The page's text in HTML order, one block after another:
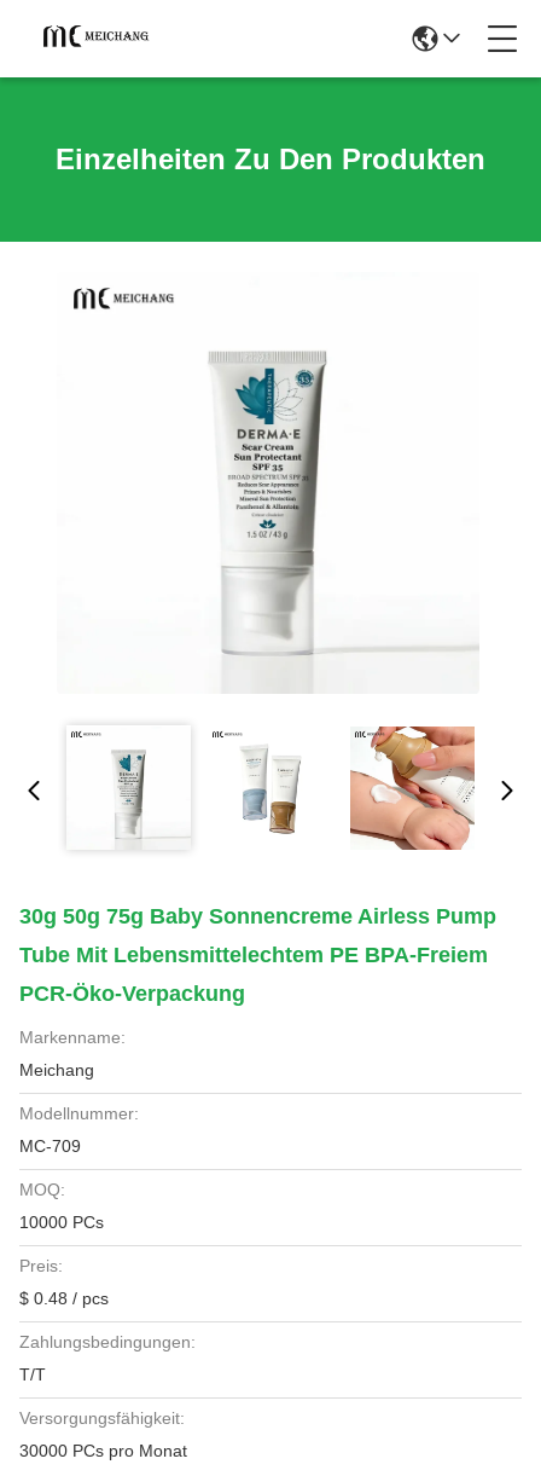
Einzelheiten Zu Den Produkten
30g 50g 75g Baby Sonnencreme Airless Pump
Tube Mit Lebensmittelechtem PE BPA-Freiem
PCR-Öko-Verpackung
Markenname:
Meichang
Modellnummer:
MC-709
MOQ:
10000 PCs
Preis:
$ 0.48 / pcs
Zahlungsbedingungen:
T/T
Versorgungsfähigkeit:
30000 PCs pro Monat